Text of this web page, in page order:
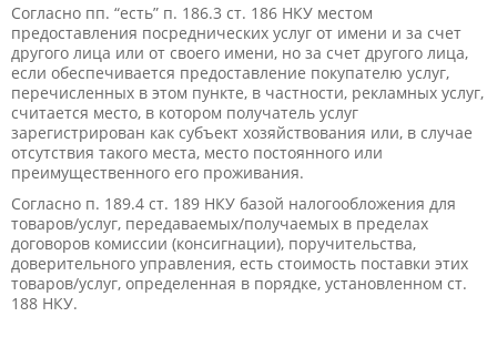
Согласно пп. “есть” п. 186.3 ст. 186 НКУ местом
предоставления посреднических услуг от имени и за счет
другого лица или от своего имени, но за счет другого лица,
если обеспечивается предоставление покупателю услуг,
перечисленных в этом пункте, в частности, рекламных услуг,
считается место, в котором получатель услуг
зарегистрирован как субъект хозяйствования или, в случае
отсутствия такого места, место постоянного или
преимущественного его проживания.
Согласно п. 189.4 ст. 189 НКУ базой налогообложения для
товаров/услуг, передаваемых/получаемых в пределах
договоров комиссии (консигнации), поручительства,
доверительного управления, есть стоимость поставки этих
товаров/услуг, определенная в порядке, установленном ст.
188 НКУ.